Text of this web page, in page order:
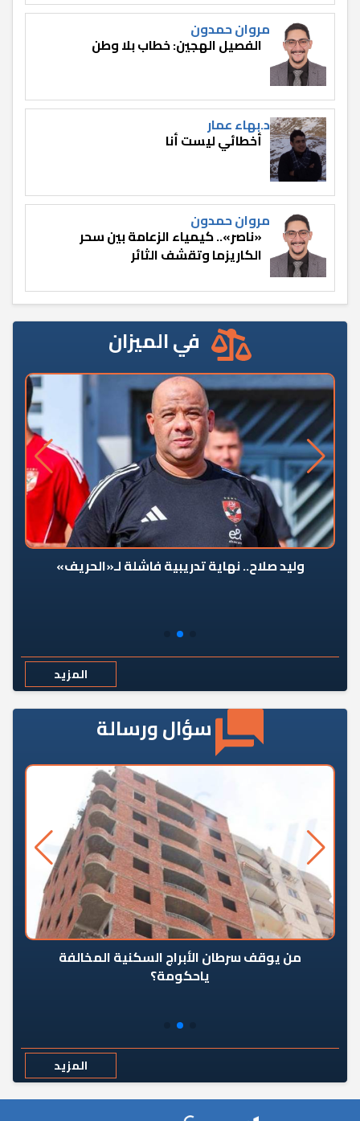
مروان حمدون
الفصيل الهجين: خطاب بلا وطن
د.بهاء عمار
أخطائي ليست أنا
مروان حمدون
«ناصر».. كيمياء الزعامة بين سحر
الكاريزما وتقشف الثائر
في الميزان
وليد صلاح.. نهاية تدريبية فاشلة لـ«الحريف»
المزيد
سؤال ورسالة
من يوقف سرطان الأبراج السكنية المخالفة
ياحكومة؟
المزيد